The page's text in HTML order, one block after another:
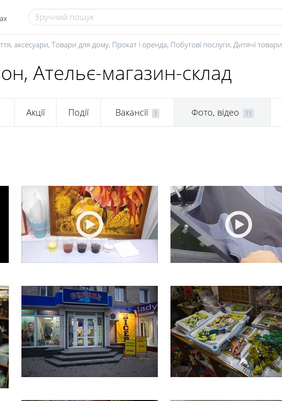
аксесуари, Товари для дому, Прокат і оренда, Побутові послуги, Дитячі товари
Ательє-магазин-склад
Акції Події Вакансії 1 Фото, відео 11